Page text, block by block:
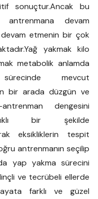
sonuçtur.Ancak bu
devam
etmenin bir çok
yakmak kilo
metabolik anlamda
mevcut
bir arada düzgün ve
dengesini
bir şekilde
eksikliklerin tespit
antrenmanın seçilip
yap yakma sürecini
ve tecrübeli ellerde
farklı ve güzel